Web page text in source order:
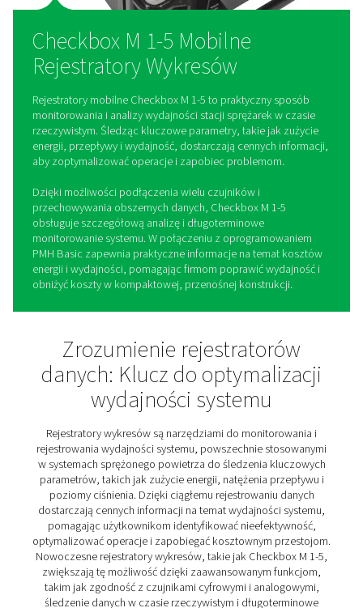
Checkbox M 1-5 Mobilne
Rejestratory Wykresów
Rejestratory mobilne Checkbox M 1-5 to praktyczny
monitorowania i analizy wydajności stacji sprężarek w
rzeczywistym. Śledząc kluczowe parametry, takie jak
energii, przepływy i wydajność, dostarczają cennych
aby zoptymalizować operacje i zapobiec problemom.